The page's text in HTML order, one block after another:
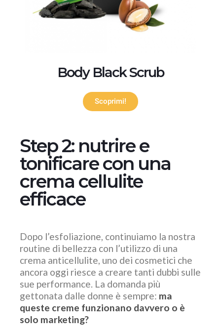
Body Black Scrub
Scoprimi!
Step 2: nutrire e
tonificare con una
crema cellulite
efficace
Dopo l’esfoliazione, continuiamo la nostra
routine di bellezza con l’utilizzo di una
crema anticellulite, uno dei cosmetici che
ancora oggi riesce a creare tanti dubbi sulle
sue performance. La domanda più
gettonata dalle donne è sempre: ma
queste creme funzionano davvero o è
solo marketing?